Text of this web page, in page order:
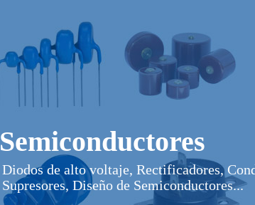
Semiconductores
Diodos de alto voltaje, Rectificadores,
Supresores, Diseño de Semiconductores...